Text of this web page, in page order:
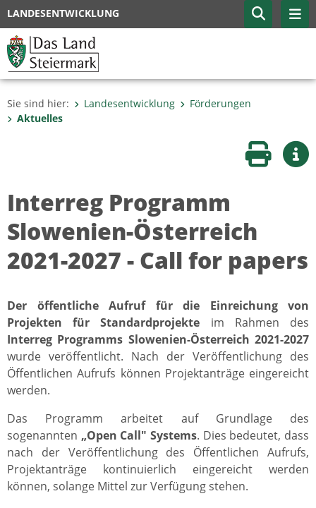
LANDESENTWICKLUNG
Sie sind hier: Landesentwicklung
Förderungen
Aktuelles
Seite
Interreg Programm
Slowenien-Österreich
2021-2027 - Call for papers
Der öffentliche Aufruf für die Einreichung von
Projekten für Standardprojekte im Rahmen des
Interreg Programms Slowenien-Österreich 2021-2027
wurde veröffentlicht. Nach der Veröffentlichung des
Öffentlichen Aufrufs können Projektanträge eingereicht
werden.
Das Programm arbeitet auf Grundlage des
sogenannten „Open Call" Systems. Dies bedeutet, dass
nach der Veröffentlichung des Öffentlichen Aufrufs,
Projektanträge kontinuierlich eingereicht werden
können, solange Mittel zur Verfügung stehen.